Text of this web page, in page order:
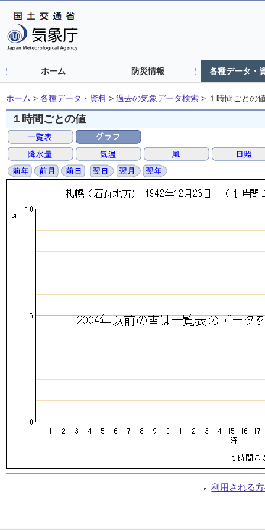
ホーム 防災情報 各種データ・
ホーム > 各種データ・資料 > 過去の気象データ検索 > １時間ごとの
１時間ごとの値
利用される